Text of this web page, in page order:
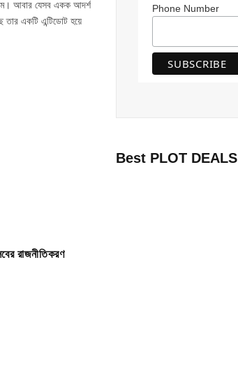
আবার যেসব একক আদর্শ
তার একটি এন্টিডোট হয়ে
রাজনীতিকরণ
Phone Number
Best PLOT DEALS